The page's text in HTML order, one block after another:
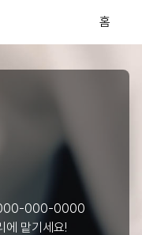
홈
000-0000
에 맡기세요!